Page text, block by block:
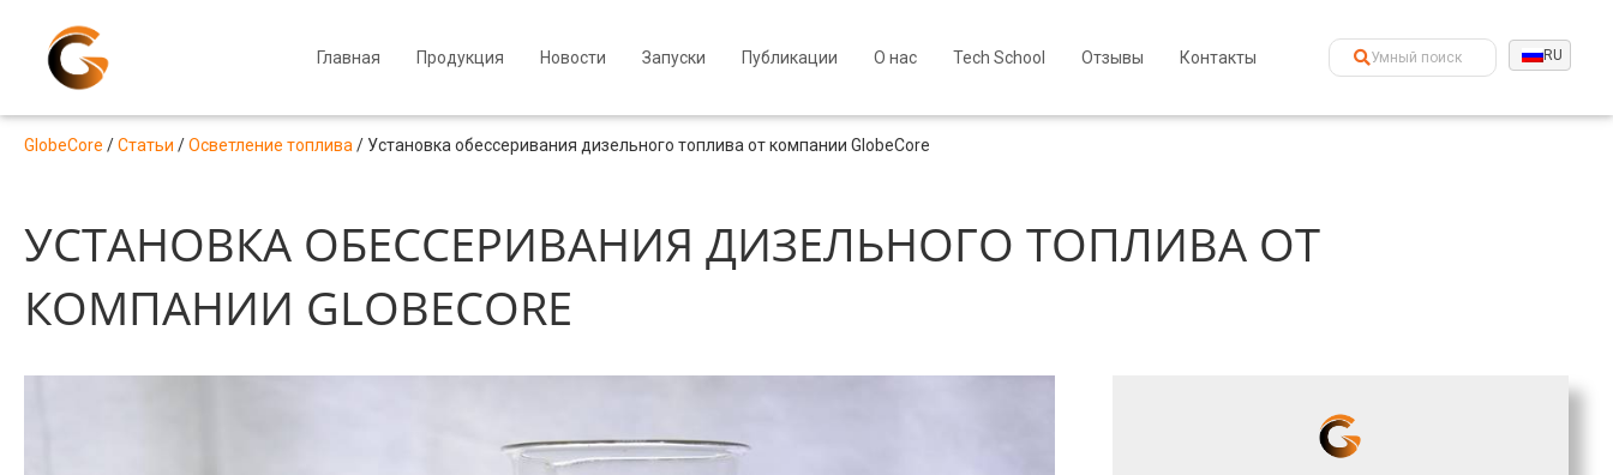
Главная Продукция Новости Запуски Публикации О нас Tech School Отзывы Контакты RU
GlobeCore /Статьи /Осветление топлива / Установка обессеривания дизельного топлива от компании GlobeCore
УСТАНОВКА ОБЕССЕРИВАНИЯ ДИЗЕЛЬНОГО ТОПЛИВА ОТ
КОМПАНИИ GLOBECORE